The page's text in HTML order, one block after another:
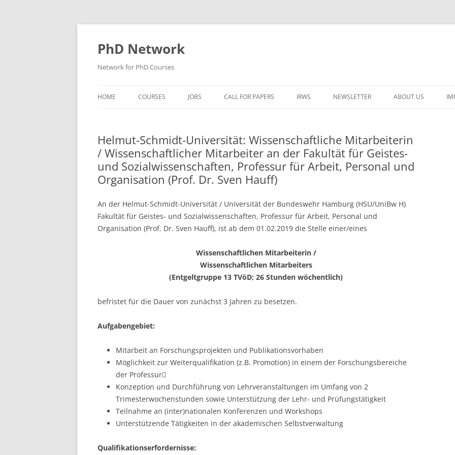
Skip
content
PhD Network
Network for PhD Courses
HOME COURSES
GESIS
GIGA HAMBURG
HSU HAMBURG
HWWI
EUROPA-UNIVERSITÄT FLENSBURG
UNIVERSITY OF HAMBURG – BWL
UNIVERSITY OF HAMBURG – WISO
UNIVERSITY OF HAMBURG – EPB
ARCHIVE
JOBS CALL FOR PAPERS IRWS
LECTURERS &
LECTURERS &
LECTURERS &
LECTURERS &
LECTURERS &
LECTURERS &
LECTURERS &
PROGRAMME
REGISTRATION
WORKSHOP FEE
CASH BUDGET 2021
ORGANISERS & SUPPORTERS
NEWSLETTER ABOUT US
Helmut-Schmidt-Universität: Wissenschaftliche Mitarbeiterin
/ Wissenschaftlicher Mitarbeiter an der Fakultät für Geistes-
und Sozialwissenschaften, Professur für Arbeit, Personal und
Organisation (Prof. Dr. Sven Hauff)
An der Helmut-Schmidt-Universität / Universität der Bundeswehr Hamburg (HSU/UniBw H)
Fakultät für Geistes- und Sozialwissenschaften, Professur für Arbeit, Personal und
Organisation (Prof. Dr. Sven Hauff), ist ab dem 01.02.2019 die Stelle einer/eines
Wissenschaftlichen Mitarbeiterin /
Wissenschaftlichen Mitarbeiters
(Entgeltgruppe 13 TVöD; 26 Stunden wöchentlich)
befristet für die Dauer von zunächst 3 Jahren zu besetzen.
Aufgabengebiet:
Mitarbeit an Forschungsprojekten und Publikationsvorhaben
Möglichkeit zur Weiterqualifikation (z.B. Promotion) in einem der Forschungsbereiche
der Professur
Konzeption und Durchführung von Lehrveranstaltungen im Umfang von 2
Trimesterwochenstunden sowie Unterstützung der Lehr- und Prüfungstätigkeit
Teilnahme an (inter)nationalen Konferenzen und Workshops
Unterstützende Tätigkeiten in der akademischen Selbstverwaltung
Qualifikationserfordernisse: